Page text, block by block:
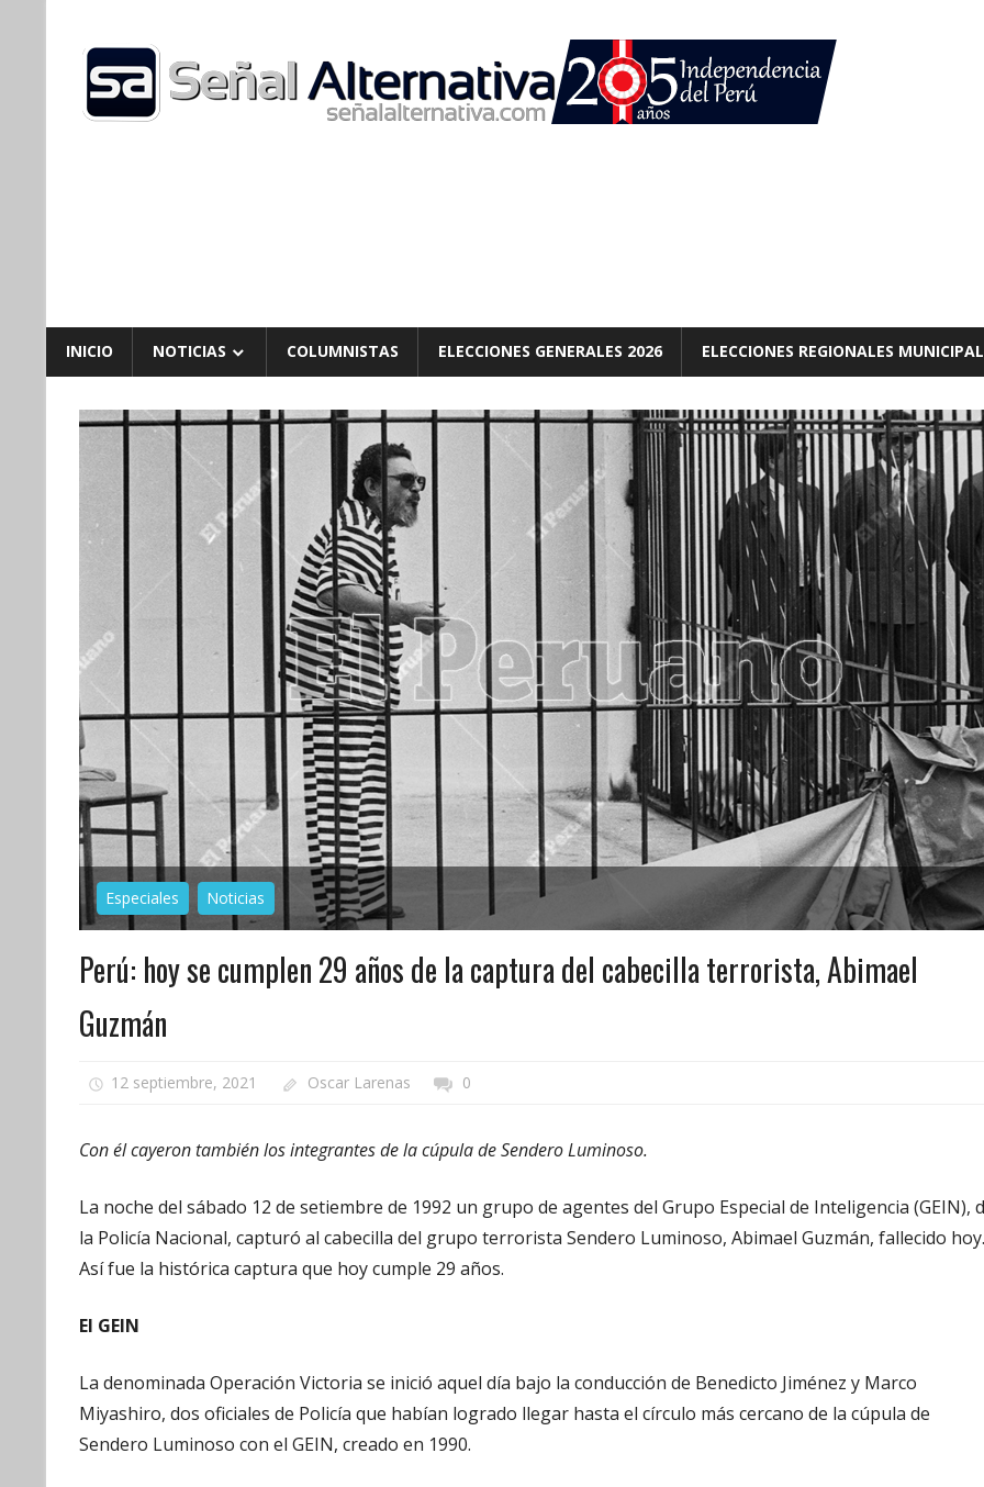
content
INICIO NOTICIAS COLUMNISTAS ELECCIONES GENERALES 2026 ELECCIONES REGIONALES
Especiales Noticias
Perú: hoy se cumplen 29 años de la captura del cabecilla terrorista, Abimael
Guzmán
12 septiembre, 2021 Oscar Larenas 0
Con él cayeron también los integrantes de la cúpula de Sendero Luminoso.
La noche del sábado 12 de setiembre de 1992 un grupo de agentes del Grupo Especial de Inteligencia (GEIN),
la Policía Nacional, capturó al cabecilla del grupo terrorista Sendero Luminoso, Abimael Guzmán, fallecido hoy.
Así fue la histórica captura que hoy cumple 29 años.
El GEIN
La denominada Operación Victoria se inició aquel día bajo la conducción de Benedicto Jiménez y Marco
Miyashiro, dos oficiales de Policía que habían logrado llegar hasta el círculo más cercano de la cúpula de
Sendero Luminoso con el GEIN, creado en 1990.